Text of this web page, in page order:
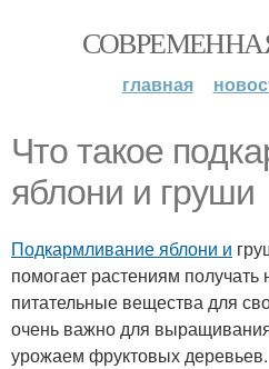
главная
Что такое
яблони и груши
Подкармливание яблони и
помогает растениям
питательные вещества для
очень важно для
урожаем фруктовых деревьев.